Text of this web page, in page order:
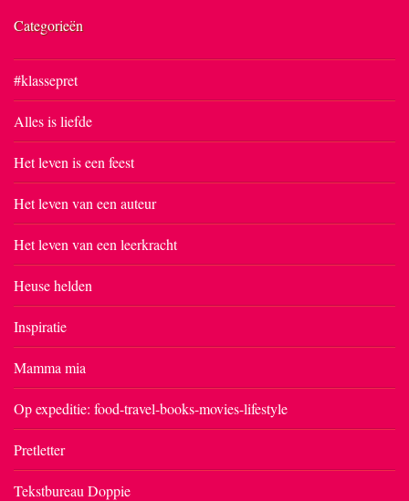
Categorieën
#klassepret
Alles is liefde
Het leven is een feest
Het leven van een auteur
Het leven van een leerkracht
Heuse helden
Inspiratie
Mamma mia
Op expeditie: food-travel-books-movies-lifestyle
Pretletter
Tekstbureau Doppie